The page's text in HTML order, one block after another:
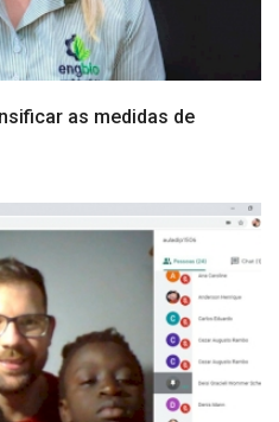
as medidas de